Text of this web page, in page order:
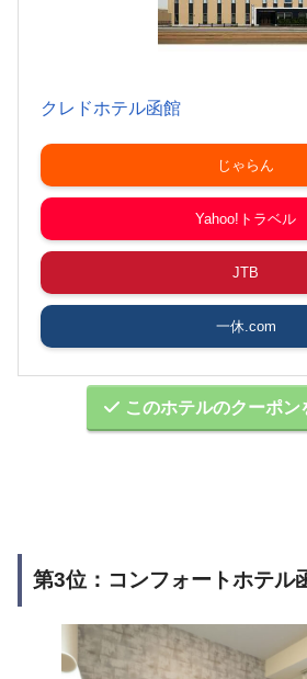
クレドホテル函館
じゃらん
Yahoo!トラベル
JTB
一休.com
このホテルのクーポン
第3位：コンフォートホテル